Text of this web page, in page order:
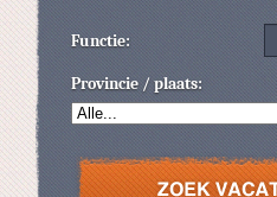
Functie:
Provincie / plaats: